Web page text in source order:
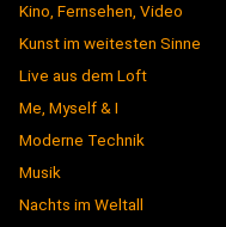
Kino, Fernsehen, Video
Kunst im weitesten Sinne
Live aus dem Loft
Me, Myself & I
Moderne Technik
Musik
Nachts im Weltall